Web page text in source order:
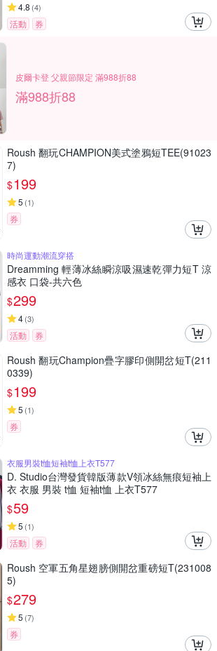
4.8 (4)
活動 券
皮爾卡登 父親節限定 滿988折88
滿988折88
Roush 翻玩CHAMPION美式塗鴉短TEE(91023
7)
$199
5 (1)
券
時尚運動潮流穿搭
Dreamming 輕薄冰絲瞬涼吸濕速乾彈力短T 涼
感衣 口袋-共六色
$299
4(3)
活動 券
Roush 翻玩Champion疊字膠印側開岔短T(211
0339)
$199
5 (1)
券
衣服男裝t恤短袖t恤上衣T577
D. Studio台灣發貨韓版薄款V領冰絲無痕短袖上
衣 衣服 男裝 t恤 短袖t恤 上衣T577
$59
5 (1)
活動 券
Roush 空軍五角星翅膀側開岔重磅短T(231008
5)
$279
5 (7)
券